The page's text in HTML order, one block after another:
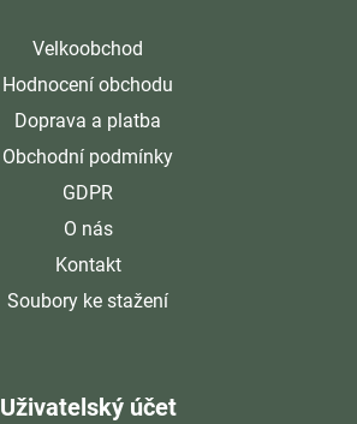
Velkoobchod
Hodnocení obchodu
Doprava a platba
Obchodní podmínky
GDPR
O nás
Kontakt
Soubory ke stažení
Uživatelský účet